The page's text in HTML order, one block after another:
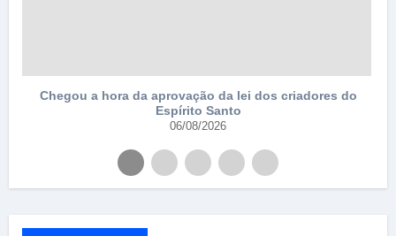
Chegou a hora da aprovação da lei dos criadores do
Espírito Santo
06/08/2026